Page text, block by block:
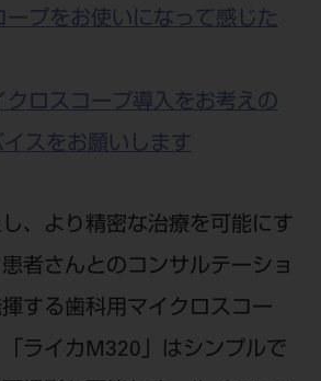
ープをお使いになって感じた
クロスコープ導入をお考えの
スをお願いします
、より精密な治療を可能にす
者さんとのコンサルテーショ
する歯科用マイクロスコー
ライカM320」はシンプルで
問い合わせはこちら
8020（無料）
6480（無料）
話は繋がらない場合がありま
9:00～17:00 （祝日・夏季休
除く）
専用窓口となります。